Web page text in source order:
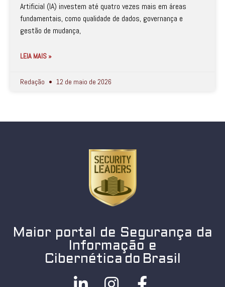
Artificial (IA) investem até quatro vezes mais em áreas
fundamentais, como qualidade de dados, governança e
gestão de mudança,
LEIA MAIS »
Redação 12 de maio de 2026
Maior portal de Segurança da
Informação e
Cibernética do Brasil